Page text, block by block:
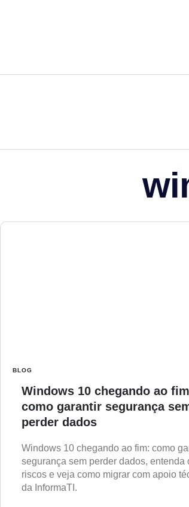
BLOG
Windows 10 chegando ao
como garantir segurança
perder dados
Windows 10 chegando ao fim: como
segurança sem perder dados, entenda
riscos e veja como migrar com apoio
da InformaTI.